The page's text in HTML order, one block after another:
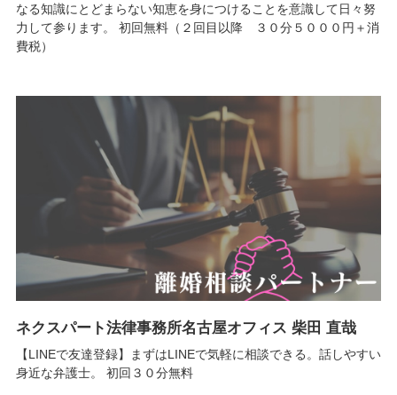
なる知識にとどまらない知恵を身につけることを意識して日々努
力して参ります。 初回無料（２回目以降 ３０分５０００円＋消
費税）
ネクスパート法律事務所名古屋オフィス 柴田 直哉
【LINEで友達登録】まずはLINEで気軽に相談できる。話しやすい
身近な弁護士。 初回３０分無料